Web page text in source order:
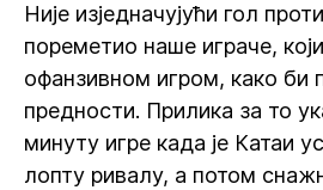
Није изједначујући гол
пореметио наше играче,
офанзивном игром, како би
предности. Прилика за то
минуту игре када је Катаи
лопту ривалу, а потом